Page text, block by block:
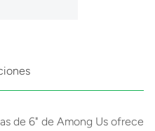
de 6" de Among Us ofrece